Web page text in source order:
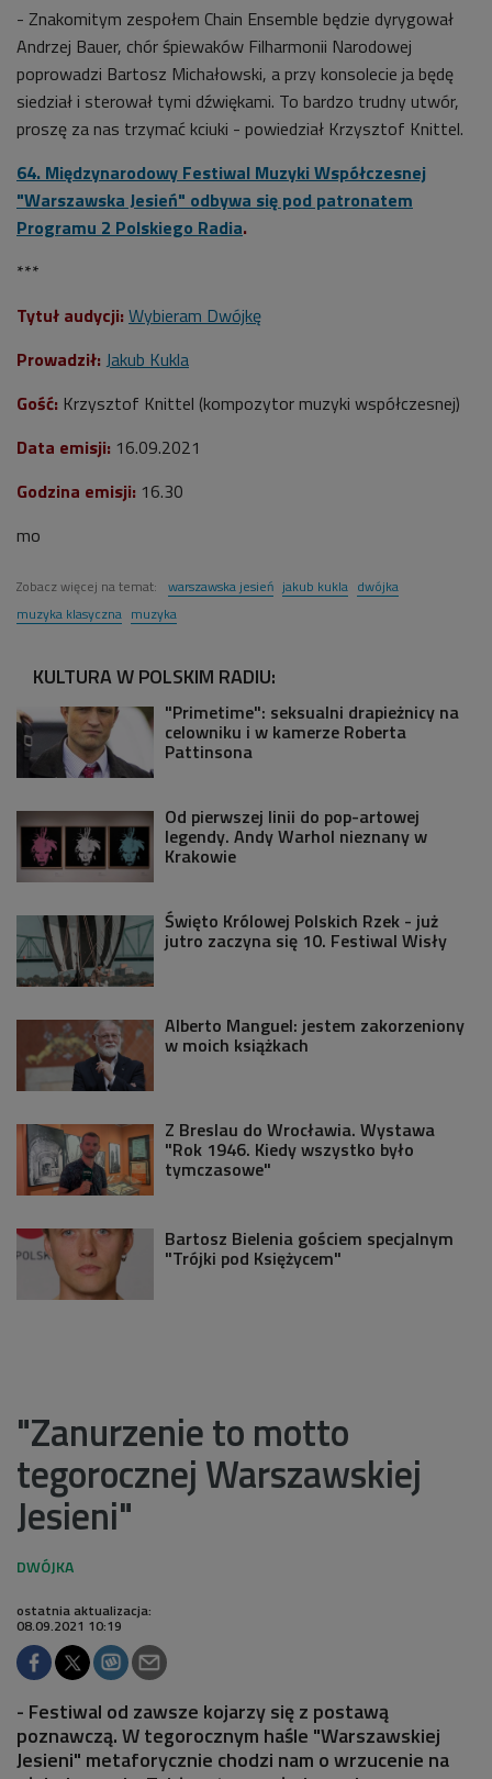
- Znakomitym zespołem Chain Ensemble będzie dyrygował
Andrzej Bauer, chór śpiewaków Filharmonii Narodowej
poprowadzi Bartosz Michałowski, a przy konsolecie ja będę
siedział i sterował tymi dźwiękami. To bardzo trudny utwór,
proszę za nas trzymać kciuki - powiedział Krzysztof Knittel.
64. Międzynarodowy Festiwal Muzyki Współczesnej
"Warszawska Jesień" odbywa się pod patronatem
Programu 2 Polskiego Radia.
***
Tytuł audycji: Wybieram Dwójkę
Prowadził: Jakub Kukla
Gość: Krzysztof Knittel (kompozytor muzyki współczesnej)
Data emisji: 16.09.2021
Godzina emisji: 16.30
mo
Zobacz więcej na temat: warszawska jesień jakub kukla dwójka
muzyka klasyczna muzyka
KULTURA W POLSKIM RADIU:
"Primetime": seksualni drapieżnicy na
celowniku i w kamerze Roberta
Pattinsona
Od pierwszej linii do pop-artowej
legendy. Andy Warhol nieznany w
Krakowie
Święto Królowej Polskich Rzek - już
jutro zaczyna się 10. Festiwal Wisły
Alberto Manguel: jestem zakorzeniony
w moich książkach
Z Breslau do Wrocławia. Wystawa
"Rok 1946. Kiedy wszystko było
tymczasowe"
Bartosz Bielenia gościem specjalnym
"Trójki pod Księżycem"
"Zanurzenie to motto
tegorocznej Warszawskiej
Jesieni"
ostatnia aktualizacja:
08.09.2021 10:19
- Festiwal od zawsze kojarzy się z postawą
poznawczą. W tegorocznym haśle "Warszawskiej
Jesieni" metaforycznie chodzi nam o wrzucenie na